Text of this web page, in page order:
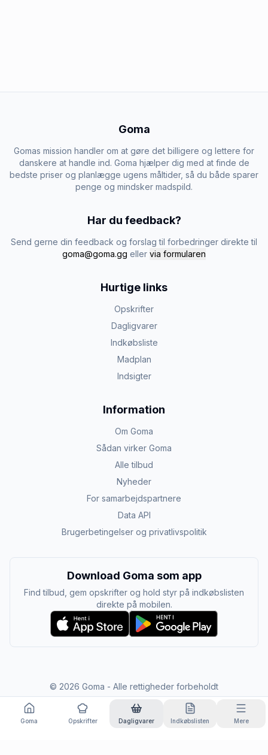
Goma
Gomas mission handler om at gøre det billigere og lettere for
danskere at handle ind. Goma hjælper dig med at finde de
bedste priser og planlægge ugens måltider, så du både sparer
penge og mindsker madspild.
Har du feedback?
Send gerne din feedback og forslag til forbedringer direkte til
goma@goma.gg eller via formularen
Hurtige links
Opskrifter
Dagligvarer
Indkøbsliste
Madplan
Indsigter
Information
Om Goma
Sådan virker Goma
Alle tilbud
Nyheder
For samarbejdspartnere
Data API
Brugerbetingelser og privatlivspolitik
Download Goma som app
Find tilbud, gem opskrifter og hold styr på indkøbslisten
direkte på mobilen.
© 2026 Goma - Alle rettigheder forbeholdt
Goma Opskrifter Dagligvarer Indkøbslisten Mere